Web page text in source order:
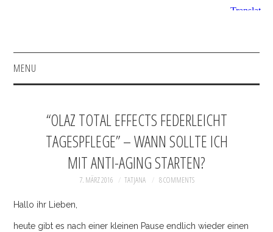
MENU
FASHION
INSTAGRAM
“OLAZ TOTAL EFFECTS FEDERLEICHT
TAGESPFLEGE” – WANN SOLLTE ICH
MIT ANTI-AGING STARTEN?
7. MÄRZ 2016 TATJANA 8 COMMENTS
Hallo ihr Lieben,
heute gibt es nach einer kleinen Pause endlich wieder einen